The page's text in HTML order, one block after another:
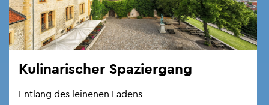
Ku­li­na­ri­scher Spa­zier­gang
Ent­lang des lei­ne­nen Fa­dens